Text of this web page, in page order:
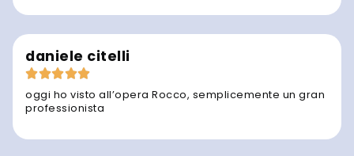
daniele citelli
oggi ho visto all’opera Rocco, semplicemente un gran
professionista